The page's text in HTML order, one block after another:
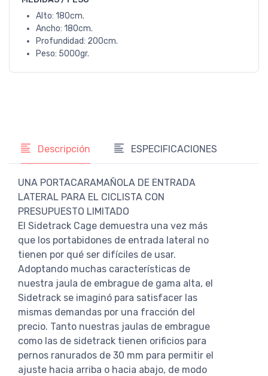
Alto: 180cm.
Ancho: 180cm.
Profundidad: 200cm.
Peso: 5000gr.
Descripción ESPECIFICACIONES
UNA PORTACARAMAÑOLA DE ENTRADA
LATERAL PARA EL CICLISTA CON
PRESUPUESTO LIMITADO
El Sidetrack Cage demuestra una vez más
que los portabidones de entrada lateral no
tienen por qué ser difíciles de usar.
Adoptando muchas características de
nuestra jaula de embrague de gama alta, el
Sidetrack se imaginó para satisfacer las
mismas demandas por una fracción del
precio. Tanto nuestras jaulas de embrague
como las de sidetrack tienen orificios para
pernos ranurados de 30 mm para permitir el
ajuste hacia arriba o hacia abajo, de modo